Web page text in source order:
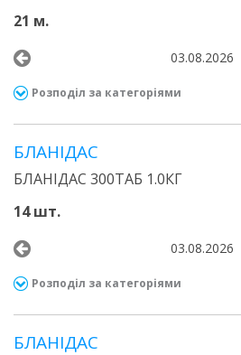
21 м.
03.08.2026
Розподіл за категоріями
БЛАНІДАС
БЛАНІДАС 300ТАБ 1.0КГ
14 шт.
03.08.2026
Розподіл за категоріями
БЛАНІДАС